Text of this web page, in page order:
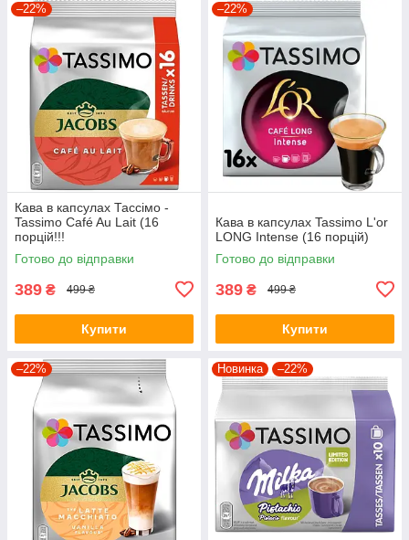
–22%
Кава в капсулах Тассімо -
Tassimo Café Au Lait (16
порцій!!!
Готово до відправки
389 ₴ 499 ₴
Купити
–22%
Кава в капсулах Tassimo L'or
LONG Intense (16 порцій)
Готово до відправки
389 ₴ 499 ₴
Купити
–22% Новинка –22%